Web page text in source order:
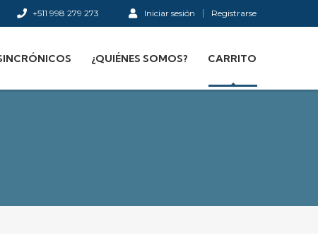
Iniciar sesión Registrarse
+511 998 279 273
¿QUIÉNES SOMOS? CARRITO